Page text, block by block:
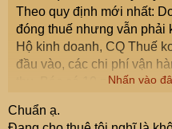
Theo quy định mới nhất:
đóng thuế nhưng vẫn phải
Hộ kinh doanh, CQ Thuế
đầu vào, các chi phí vận
thu. Bác có 10 phòng trọ
2. Bài toán kinh tế:
Nhấn vào
Chuẩn ạ.